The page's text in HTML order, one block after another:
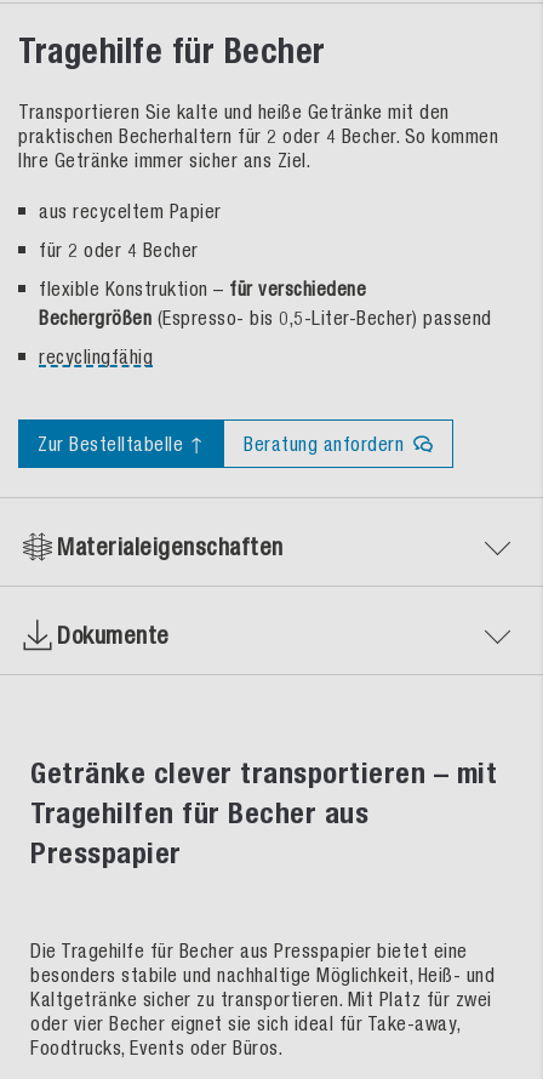
Tragehilfe für Becher
Transportieren Sie kalte und heiße Getränke mit den
praktischen Becherhaltern für 2 oder 4 Becher. So kommen
Ihre Getränke immer sicher ans Ziel.
aus recyceltem Papier
für 2 oder 4 Becher
flexible Konstruktion – für verschiedene
Bechergrößen (Espresso- bis 0,5-Liter-Becher) passend
recyclingfähig
Zur Bestelltabelle ↑ Beratung anfordern
Materialeigenschaften
Dokumente
Getränke clever transportieren – mit
Tragehilfen für Becher aus
Presspapier
Die Tragehilfe für Becher aus Presspapier bietet eine
besonders stabile und nachhaltige Möglichkeit, Heiß- und
Kaltgetränke sicher zu transportieren. Mit Platz für zwei
oder vier Becher eignet sie sich ideal für Take-away,
Foodtrucks, Events oder Büros.